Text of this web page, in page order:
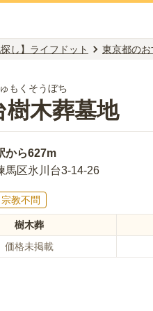
し】ライフドット 東京都のお
もくそうぼち
樹木葬墓地
から627m
馬区氷川台3-14-26
宗教不問
樹木葬
価格未掲載